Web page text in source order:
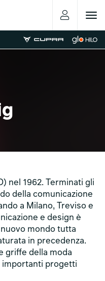
Toggle
nel 1962. Terminati gli
della comunicazione
a Milano, Treviso e
e design è
mondo tutta
in precedenza.
griffe della moda
importanti progetti